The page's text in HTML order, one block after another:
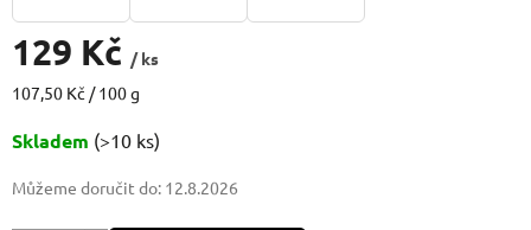
129 Kč / ks
Měrná
107,50 Kč / 100 g
Skladem (>10 ks)
Můžeme doručit do: 12.8.2026